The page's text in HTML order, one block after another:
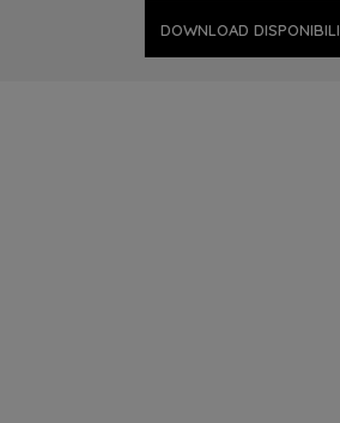
DOWNLOAD DISPONIBILI